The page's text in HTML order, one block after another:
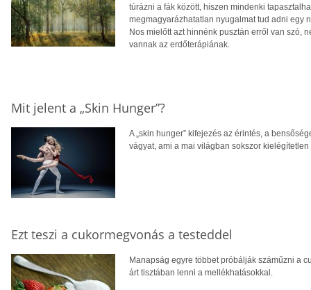
túrázni a fák között, hiszen mindenki
megmagyarázhatatlan nyugalmat tud adni egy
Nos mielőtt azt hinnénk pusztán erről van szó,
vannak az erdőterápiának.
Mit jelent a „Skin Hunger”?
A „skin hunger” kifejezés az érintés, a
vágyat, ami a mai világban sokszor
Ezt teszi a cukormegvonás a testeddel
Manapság egyre többet próbálják száműzni a
árt tisztában lenni a mellékhatásokkal.